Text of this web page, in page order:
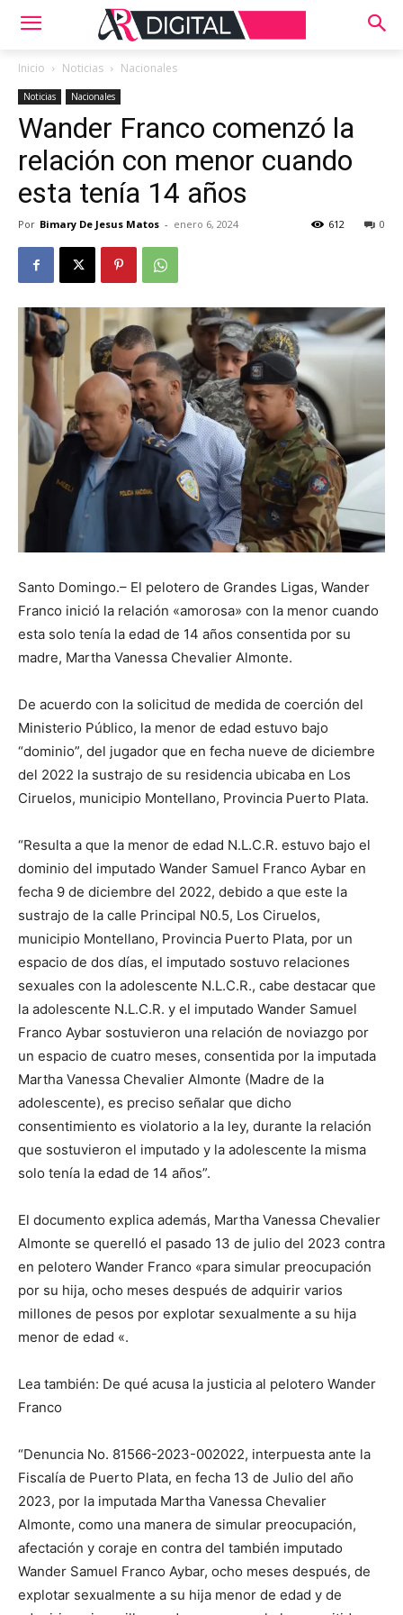
Inicio Noticias Nacionales
Noticias Nacionales
Wander Franco comenzó la
relación con menor cuando
esta tenía 14 años
Por Bimary De Jesus Matos - enero 6, 2024 0
612
Santo Domingo.– El pelotero de Grandes Ligas, Wander
Franco inició la relación «amorosa» con la menor cuando
esta solo tenía la edad de 14 años consentida por su
madre, Martha Vanessa Chevalier Almonte.
De acuerdo con la solicitud de medida de coerción del
Ministerio Público, la menor de edad estuvo bajo
“dominio”, del jugador que en fecha nueve de diciembre
del 2022 la sustrajo de su residencia ubicaba en Los
Ciruelos, municipio Montellano, Provincia Puerto Plata.
“Resulta a que la menor de edad N.L.C.R. estuvo bajo el
dominio del imputado Wander Samuel Franco Aybar en
fecha 9 de diciembre del 2022, debido a que este la
sustrajo de la calle Principal N0.5, Los Ciruelos,
municipio Montellano, Provincia Puerto Plata, por un
espacio de dos días, el imputado sostuvo relaciones
sexuales con la adolescente N.L.C.R., cabe destacar que
la adolescente N.L.C.R. y el imputado Wander Samuel
Franco Aybar sostuvieron una relación de noviazgo por
un espacio de cuatro meses, consentida por la imputada
Martha Vanessa Chevalier Almonte (Madre de la
adolescente), es preciso señalar que dicho
consentimiento es violatorio a la ley, durante la relación
que sostuvieron el imputado y la adolescente la misma
solo tenía la edad de 14 años”.
El documento explica además, Martha Vanessa Chevalier
Almonte se querelló el pasado 13 de julio del 2023 contra
en pelotero Wander Franco «para simular preocupación
por su hija, ocho meses después de adquirir varios
millones de pesos por explotar sexualmente a su hija
menor de edad «.
Lea también: De qué acusa la justicia al pelotero Wander
Franco
“Denuncia No. 81566-2023-002022, interpuesta ante la
Fiscalía de Puerto Plata, en fecha 13 de Julio del año
2023, por la imputada Martha Vanessa Chevalier
Almonte, como una manera de simular preocupación,
afectación y coraje en contra del también imputado
Wander Samuel Franco Aybar, ocho meses después, de
explotar sexualmente a su hija menor de edad y de